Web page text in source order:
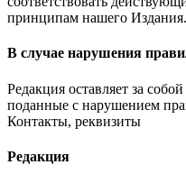
принципам нашего Издания.
В случае нарушения
Редакция оставляет за
поданные с нарушением
Контакты, реквизиты
Редакция